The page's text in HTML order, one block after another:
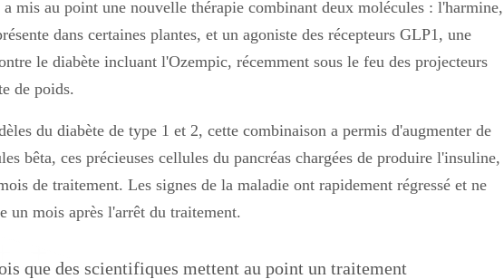
mis au point une nouvelle thérapie combinant deux molécules : l'harmine,
dans certaines plantes, et un agoniste des récepteurs GLP1, une
le diabète incluant l'Ozempic, récemment sous le feu des projecteurs
de poids.
du diabète de type 1 et 2, cette combinaison a permis d'augmenter de
bêta, ces précieuses cellules du pancréas chargées de produire l'insuline,
de traitement. Les signes de la maladie ont rapidement régressé et ne
un mois après l'arrêt du traitement.
que des scientifiques mettent au point un traitement